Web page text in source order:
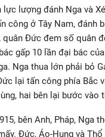
lực lượng đánh Nga và
công ở Tây Nam, đánh
quân Đức đem số quân
gấp 10 lần đại bác
Nga thua lớn phải bỏ
lại tấn công phía Bắc
hai bên lại bước vào
bên Anh, Pháp, Nga
Đức, Áo-Hung và